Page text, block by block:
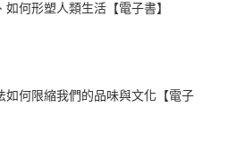
何形塑人類生活【電子書】
如何限縮我們的品味與文化【電子